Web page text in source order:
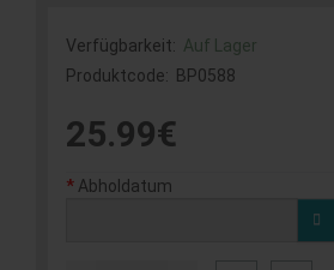
Verfügbarkeit: Auf Lager
Produktcode: BP0588
25.99€
Abholdatum